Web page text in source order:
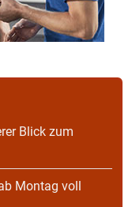
Blick zum
Montag voll